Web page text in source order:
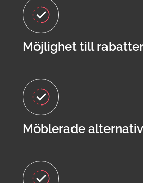
Möjlighet till
Möblerade